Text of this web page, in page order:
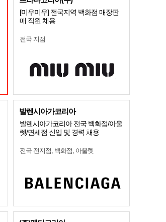
[미우미우] 전국지역 백화점 매장판
매 직원 채용
전국 지점
발렌시아가코리아
발렌시아가코리아 전국 백화점/아울
렛/면세점 신입 및 경력 채용
전국 전지점, 백화점, 아울렛